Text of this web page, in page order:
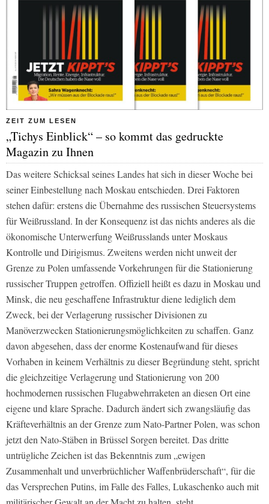
ZEIT ZUM LESEN
„Tichys Einblick“ – so kommt das gedruckte
Magazin zu Ihnen
Das weitere Schicksal seines Landes hat sich in dieser Woche bei
seiner Einbestellung nach Moskau entschieden. Drei Faktoren
stehen dafür: erstens die Übernahme des russischen Steuersystems
für Weißrussland. In der Konsequenz ist das nichts anderes als die
ökonomische Unterwerfung Weißrusslands unter Moskaus
Kontrolle und Dirigismus. Zweitens werden nicht unweit der
Grenze zu Polen umfassende Vorkehrungen für die Stationierung
russischer Truppen getroffen. Offiziell heißt es dazu in Moskau und
Minsk, die neu geschaffene Infrastruktur diene lediglich dem
Zweck, bei der Verlagerung russischer Divisionen zu
Manöverzwecken Stationierungsmöglichkeiten zu schaffen. Ganz
davon abgesehen, dass der enorme Kostenaufwand für dieses
Vorhaben in keinem Verhältnis zu dieser Begründung steht, spricht
die gleichzeitige Verlagerung und Stationierung von 200
hochmodernen russischen Flugabwehrraketen an diesen Ort eine
eigene und klare Sprache. Dadurch ändert sich zwangsläufig das
Kräfteverhältnis an der Grenze zum Nato-Partner Polen, was schon
jetzt den Nato-Stäben in Brüssel Sorgen bereitet. Das dritte
untrügliche Zeichen ist das Bekenntnis zum „ewigen
Zusammenhalt und unverbrüchlicher Waffenbrüderschaft“, für die
das Versprechen Putins, im Falle des Falles, Lukaschenko auch mit